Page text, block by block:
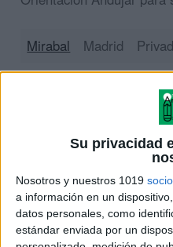
Su privacidad
Nosotros y nuestros 1019
a información en un
datos personales, como
estándar enviada por un
Mirabal Madrid
Madrid
Claret Las Palmas